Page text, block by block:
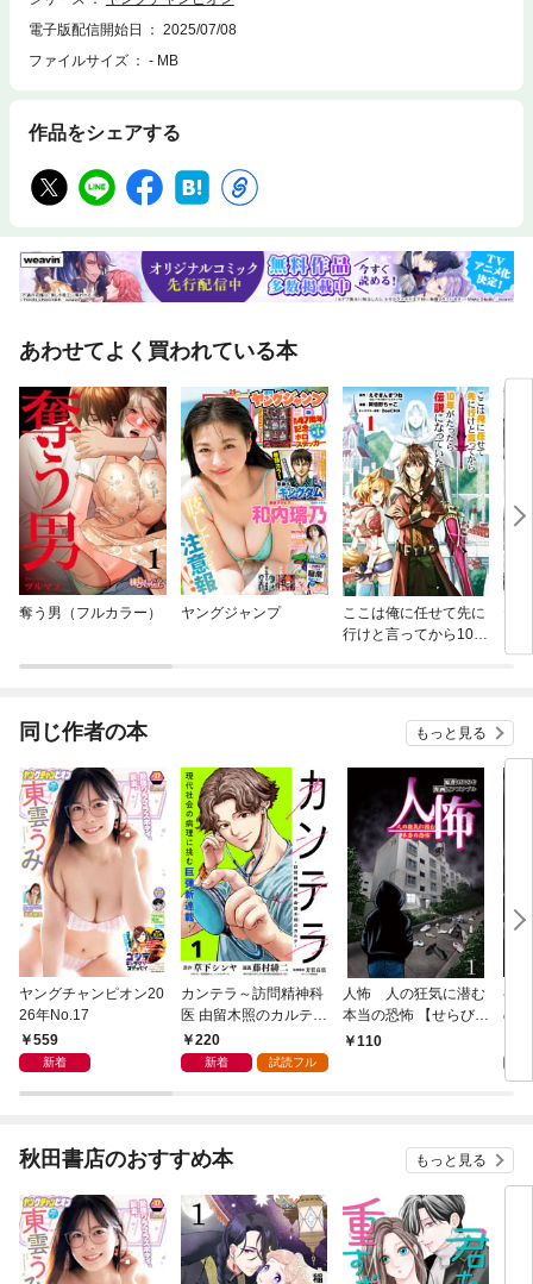
電子版配信開始日
2025/07/08
ファイルサイズ
- MB
作品をシェアする
あわせてよく買われている本
奪う男（フルカラー） ヤングジャンプ
ここは俺に任せて先に
行けと言ってから10年
同じ作者の本 もっと見る
ヤングチャンピオン20
26年No.17
559
新着
カンテラ～訪問精神科
医 由留木照のカルテ～
(話売り) #1
220
新着 試読フル
人怖 人の狂気に潜む
本当の恐怖 【せらびぃ
連載版】１
110
半
の
秋田書店のおすすめ本 もっと見る